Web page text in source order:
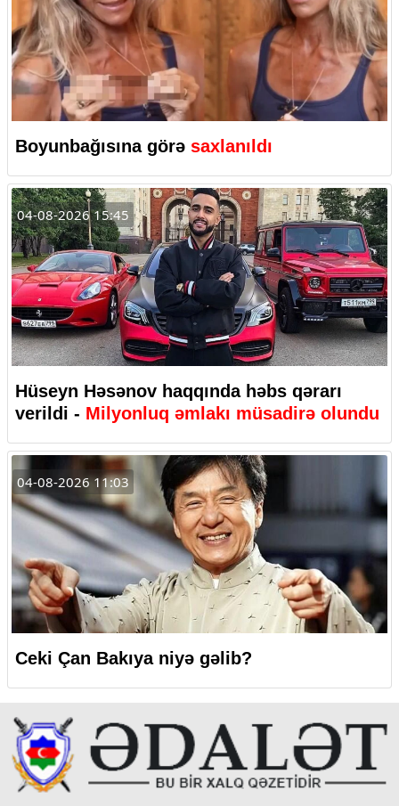
Boyunbağısına görə saxlanıldı
04-08-2026 15:45
Hüseyn Həsənov haqqında həbs qərarı
verildi - Milyonluq əmlakı müsadirə olundu
04-08-2026 11:03
Ceki Çan Bakıya niyə gəlib?